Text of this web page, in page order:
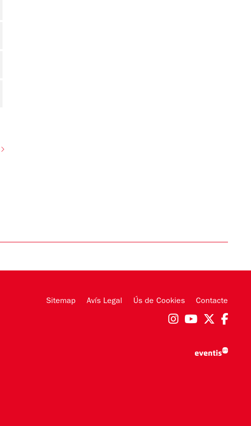
Sitemap Avís Legal Ús de Cookies Contacte
Link aLink aLink a
Link